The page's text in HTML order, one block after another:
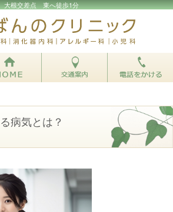
大根交差点 東へ徒歩1分
病気とは？